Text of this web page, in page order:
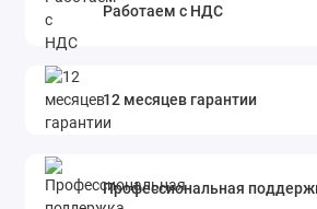
Работаем с НДС
12 месяцев гарантии
Профессиональная